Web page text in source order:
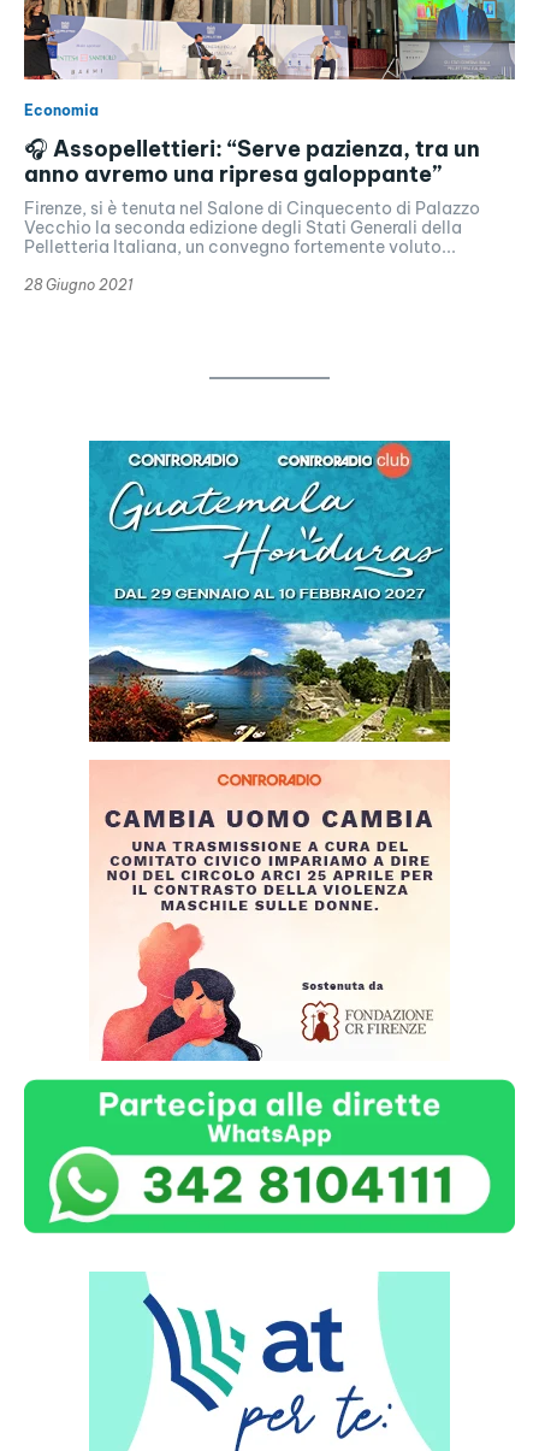
Economia
🎧 Assopellettieri: “Serve pazienza, tra un
anno avremo una ripresa galoppante”
Firenze, si è tenuta nel Salone di Cinquecento di Palazzo
Vecchio la seconda edizione degli Stati Generali della
Pelletteria Italiana, un convegno fortemente voluto...
28 Giugno 2021